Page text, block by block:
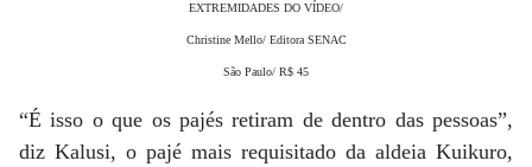
EXTREMIDADES DO VÍDEO/
Christine Mello/ Editora SENAC
São Paulo/ R$ 45
“É isso o que os pajés retiram de dentro das pessoas”,
diz Kalusi, o pajé mais requisitado da aldeia Kuikuro,